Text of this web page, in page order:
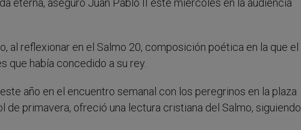
eterna, aseguró Juan Pablo II este miércoles en la audiencia
al reflexionar en el Salmo 20, composición poética en la que el
que había concedido a su rey.
año en el encuentro semanal con los peregrinos en la plaza
de primavera, ofreció una lectura cristiana del Salmo, siguiendo